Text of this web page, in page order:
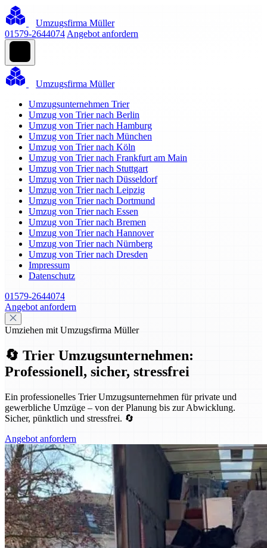
Umzugsfirma Müller
01579-2644074 Angebot anfordern
Umzugsfirma Müller
Umzugsunternehmen Trier
Umzug von Trier nach Berlin
Umzug von Trier nach Hamburg
Umzug von Trier nach München
Umzug von Trier nach Köln
Umzug von Trier nach Frankfurt am Main
Umzug von Trier nach Stuttgart
Umzug von Trier nach Düsseldorf
Umzug von Trier nach Leipzig
Umzug von Trier nach Dortmund
Umzug von Trier nach Essen
Umzug von Trier nach Bremen
Umzug von Trier nach Hannover
Umzug von Trier nach Nürnberg
Umzug von Trier nach Dresden
Impressum
Datenschutz
01579-2644074
Angebot anfordern
Umziehen mit Umzugsfirma Müller
🔄 Trier Umzugsunternehmen:
Professionell, sicher, stressfrei
Ein professionelles Trier Umzugsunternehmen für private und
gewerbliche Umzüge – von der Planung bis zur Abwicklung.
Sicher, pünktlich und stressfrei. 🔄
Angebot anfordern